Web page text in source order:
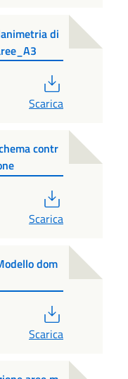
di
Scarica
contr
Scarica
dom
Scarica